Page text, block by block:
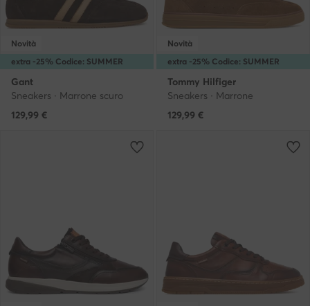
extra -25% Codice: SUMMER
Novità
Gant
Sneakers · Marrone scuro
129,99 €
extra -25% Codice: SUMMER
Novità
Tommy Hilfiger
Sneakers · Marrone
129,99 €